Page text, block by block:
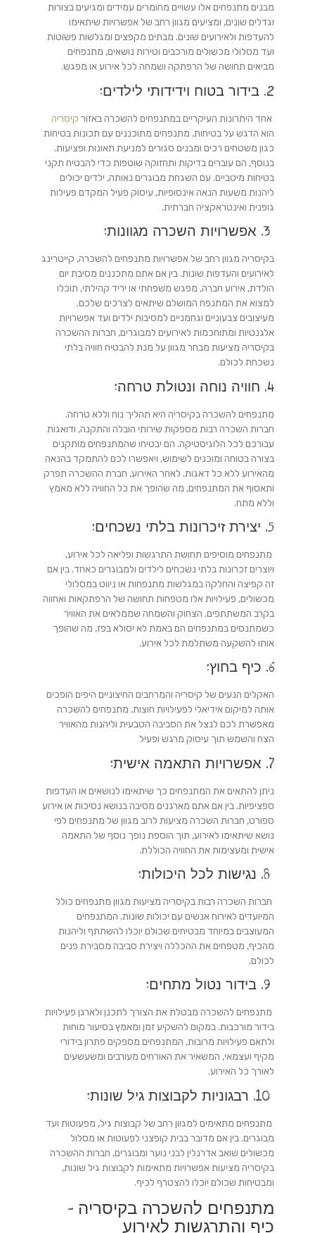
מבנים מתנפחים אלו עשויים מחומרים עמידים ומגיעים בצורות
וגדלים שונים, ומציעים מגוון רחב של אפשרויות שיתאימו
להעדפות ולאירועים שונים. מבתים מקפצים ומגלשות פשוטות
ועד מסלולי מכשולים מורכבים וטירות נושאים, מתנפחים
מביאים תחושה של הרפתקה ושמחה לכל אירוע או מפגש.
2. בידור בטוח וידידותי לילדים:
אחד היתרונות העיקריים במתנפחים להשכרה באזור קיסריה
הוא הדגש על בטיחות. מתנפחים מתוכננים עם תכונות בטיחות
כגון משטחים רכים ומבנים סגורים למניעת תאונות ופציעות.
בנוסף, הם עוברים בדיקות ותחזוקה שוטפות כדי להבטיח תקני
בטיחות מיטביים. עם השגחת מבוגרים נאותה, ילדים יכולים
ליהנות משעות הנאה אינסופיות, עיסוק פעיל המקדם פעילות
גופנית ואינטראקציה חברתית.
בקיסריה מגוון רחב של אפשרויות מתנפחים להשכרה, קייטרינג
לאירועים והעדפות שונות. בין אם אתם מתכננים מסיבת יום
הולדת, אירוע חברה, מפגש משפחתי או יריד קהילתי, תוכלו
למצוא את המתנפח המושלם שיתאים לצרכים שלכם.
מעיצובים צבעוניים וגחמניים למסיבות ילדים ועד אפשרויות
אלגנטיות ומתוחכמות לאירועים למבוגרים, חברות ההשכרה
בקיסריה מציעות מבחר מגוון על מנת להבטיח חוויה בלתי
נשכחת לכולם.
4. חוויה נוחה ונטולת טרחה:
מתנפחים להשכרה בקיסריה היא תהליך נוח וללא טרחה.
חברות השכרה רבות מספקות שירותי הובלה והתקנה, ודואגות
עבורכם לכל הלוגיסטיקה. הם יבטיחו שהמתנפחים מותקנים
בצורה בטוחה ומוכנים לשימוש, ויאפשרו לכם להתמקד בהנאה
מהאירוע ללא כל דאגות. לאחר האירוע, חברת ההשכרה תפרק
ותאסוף את המתנפחים, מה שהופך את כל החוויה ללא מאמץ
וללא מתח.
5. יצירת זיכרונות בלתי נשכחים:
מתנפחים מוסיפים תחושת התרגשות ופליאה לכל אירוע,
ויוצרים זכרונות בלתי נשכחים לילדים ולמבוגרים כאחד. בין אם
זה קפיצה והחלקה במגלשות מתנפחות או ניווט במסלולי
מכשולים, פעילויות אלו מטפחות תחושה של הרפתקאות ואחווה
בקרב המשתתפים. הצחוק והשמחה שממלאים את האוויר
כשמתנסים במתנפחים הם באמת לא יסולא בפז, מה שהופך
אותו להשקעה משתלמת לכל אירוע.
6. כיף בחוץ:
האקלים הנעים של קיסריה והמרחבים החיצוניים היפים הופכים
אותה למיקום אידיאלי לפעילויות חוצות. מתנפחים להשכרה
מאפשרת לכם לנצל את הסביבה הטבעית וליהנות מהאוויר
הצח והשמש תוך עיסוק מרגש ופעיל
7. אפשרויות התאמה אישית:
ניתן להתאים את המתנפחים כך שיתאימו לנושאים או העדפות
ספציפיות. בין אם אתם מארגנים מסיבה בנושא נסיכות או אירוע
ספורט, חברות השכרה מציעות לרוב מגוון של מתנפחים לפי
נושא שיתאימו לאירוע, תוך הוספת נופך נוסף של התאמה
אישית ומעצימות את החוויה הכוללת.
חברות השכרה רבות בקיסריה מציעות מגוון מתנפחים כולל
המיועדים לאירוח אנשים עם יכולות שונות. המתנפחים
המעוצבים במיוחד מבטיחים שכולם יוכלו להשתתף וליהנות
מהכיף, מטפחים את ההכללה ויצירת סביבה מסבירת פנים
לכולם.
מתנפחים להשכרה מבטלת את הצורך לתכנן ולארגן פעילויות
בידור מורכבות. במקום להשקיע זמן ומאמץ בסיעור מוחות
ולתאם פעילויות מרובות, המתנפחים מספקים פתרון בידורי
מקיף ועצמאי, המשאיר את האורחים מעורבים ומשעשעים
לאורך כל האירוע.
מתנפחים מתאימים למגוון רחב של קבוצות גיל, מפעוטות ועד
מבוגרים. בין אם מדובר בבית קופצני לפעוטות או מסלול
מכשולים שואב אדרנלין לבני נוער ומבוגרים, חברות ההשכרה
בקיסריה מציעות אפשרויות מתאימות לקבוצות גיל שונות,
ומבטיחות שכולם יוכלו להצטרף לכיף.
מתנפחים להשכרה בקיסריה –
כיף והתרגשות לאירוע